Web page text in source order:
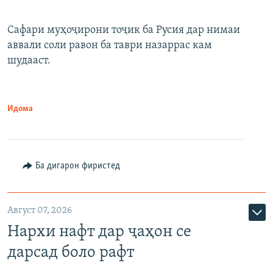
Сафари муҳоҷирони тоҷик ба Русия дар нимаи
аввали соли равон ба таври назаррас кам
шудааст.
Идома
Ба дигарон фиристед
Август 07, 2026
Нархи нафт дар ҷаҳон се
дарсад боло рафт